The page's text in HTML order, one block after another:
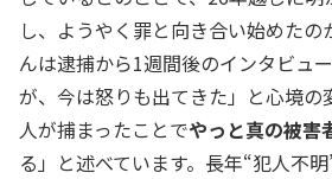
し、ようやく罪と向き合い始めたの
んは逮捕から1週間後のインタビュ
が、今は怒りも出てきた」と心境の
人が捕まったことでやっと真の被害
る」と述べています。長年“犯人不